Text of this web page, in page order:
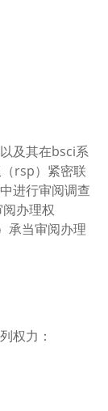
及其在bsci系
rsp）紧密联
进行审阅调查
办理权
承当审阅办理
权力：